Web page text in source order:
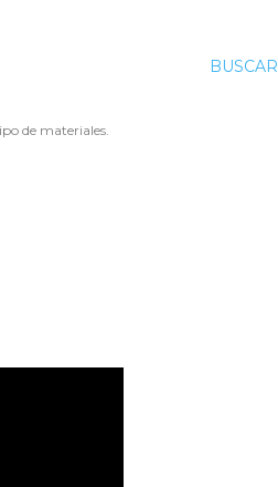
BUSCAR
de materiales.